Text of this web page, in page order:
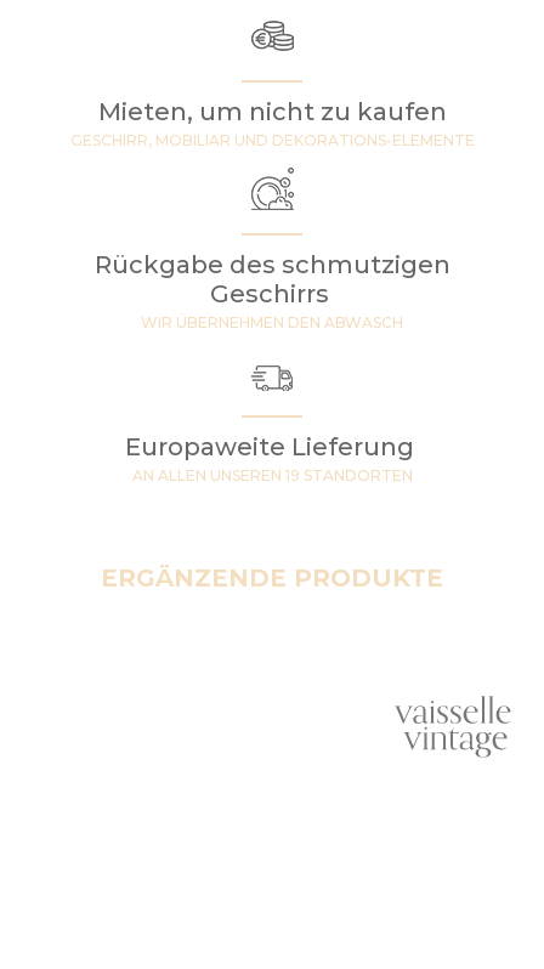
Mieten, um nicht zu kaufen
GESCHIRR, MOBILIAR UND DEKORATIONS-ELEMENTE
Rückgabe des schmutzigen
Geschirrs
WIR ÜBERNEHMEN DEN ABWASCH
Europaweite Lieferung
AN ALLEN UNSEREN 19 STANDORTEN
ERGÄNZENDE PRODUKTE